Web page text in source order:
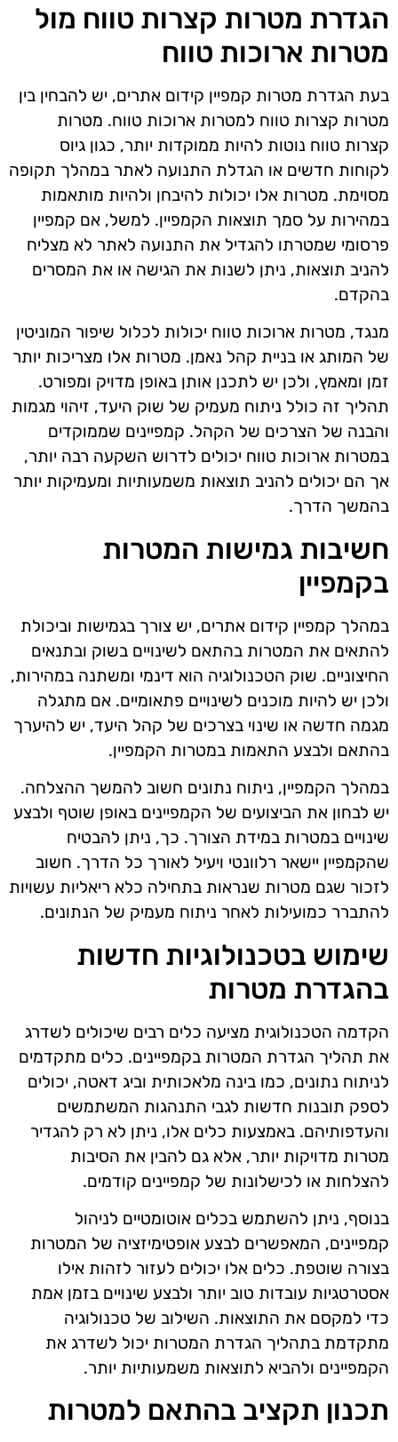
הגדרת מטרות קצרות טווח מול
מטרות ארוכות טווח
בעת הגדרת מטרות קמפיין קידום אתרים, יש להבחין בין
מטרות קצרות טווח למטרות ארוכות טווח. מטרות
קצרות טווח נוטות להיות ממוקדות יותר, כגון גיוס
לקוחות חדשים או הגדלת התנועה לאתר במהלך תקופה
מסוימת. מטרות אלו יכולות להיבחן ולהיות מותאמות
במהירות על סמך תוצאות הקמפיין. למשל, אם קמפיין
פרסומי שמטרתו להגדיל את התנועה לאתר לא מצליח
להניב תוצאות, ניתן לשנות את הגישה או את המסרים
בהקדם.
מנגד, מטרות ארוכות טווח יכולות לכלול שיפור המוניטין
של המותג או בניית קהל נאמן. מטרות אלו מצריכות יותר
זמן ומאמץ, ולכן יש לתכנן אותן באופן מדויק ומפורט.
תהליך זה כולל ניתוח מעמיק של שוק היעד, זיהוי מגמות
והבנה של הצרכים של הקהל. קמפיינים שממוקדים
במטרות ארוכות טווח יכולים לדרוש השקעה רבה יותר,
אך הם יכולים להניב תוצאות משמעותיות ומעמיקות יותר
בהמשך הדרך.
חשיבות גמישות המטרות
בקמפיין
במהלך קמפיין קידום אתרים, יש צורך בגמישות וביכולת
להתאים את המטרות בהתאם לשינויים בשוק ובתנאים
החיצוניים. שוק הטכנולוגיה הוא דינמי ומשתנה במהירות,
ולכן יש להיות מוכנים לשינויים פתאומיים. אם מתגלה
מגמה חדשה או שינוי בצרכים של קהל היעד, יש להיערך
בהתאם ולבצע התאמות במטרות הקמפיין.
במהלך הקמפיין, ניתוח נתונים חשוב להמשך ההצלחה.
יש לבחון את הביצועים של הקמפיינים באופן שוטף ולבצע
שינויים במטרות במידת הצורך. כך, ניתן להבטיח
שהקמפיין יישאר רלוונטי ויעיל לאורך כל הדרך. חשוב
לזכור שגם מטרות שנראות בתחילה כלא ריאליות עשויות
להתברר כמועילות לאחר ניתוח מעמיק של הנתונים.
שימוש בטכנולוגיות חדשות
בהגדרת מטרות
הקדמה הטכנולוגית מציעה כלים רבים שיכולים לשדרג
את תהליך הגדרת המטרות בקמפיינים. כלים מתקדמים
לניתוח נתונים, כמו בינה מלאכותית וביג דאטה, יכולים
לספק תובנות חדשות לגבי התנהגות המשתמשים
והעדפותיהם. באמצעות כלים אלו, ניתן לא רק להגדיר
מטרות מדויקות יותר, אלא גם להבין את הסיבות
להצלחות או לכישלונות של קמפיינים קודמים.
בנוסף, ניתן להשתמש בכלים אוטומטיים לניהול
קמפיינים, המאפשרים לבצע אופטימיזציה של המטרות
בצורה שוטפת. כלים אלו יכולים לעזור לזהות אילו
אסטרטגיות עובדות טוב יותר ולבצע שינויים בזמן אמת
כדי למקסם את התוצאות. השילוב של טכנולוגיה
מתקדמת בתהליך הגדרת המטרות יכול לשדרג את
הקמפיינים ולהביא לתוצאות משמעותיות יותר.
תכנון תקציב בהתאם למטרות